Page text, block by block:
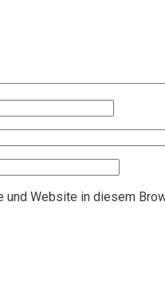
und Website in diesem